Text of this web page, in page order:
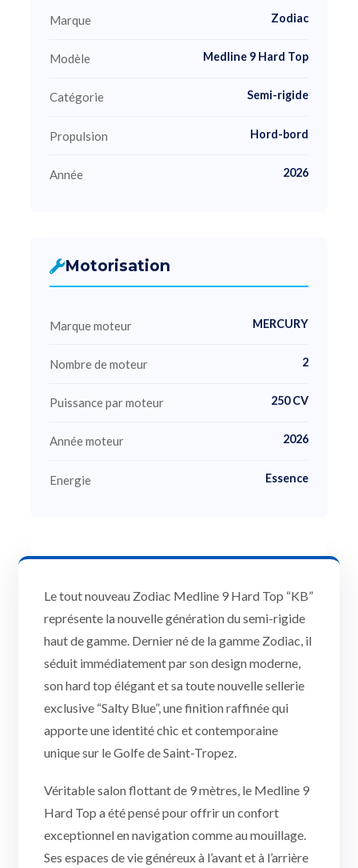
Marque Zodiac
Modèle Medline 9 Hard Top
Catégorie Semi-rigide
Propulsion Hord-bord
Année 2026
Motorisation
Marque moteur MERCURY
Nombre de moteur 2
Puissance par moteur 250 CV
Année moteur 2026
Energie Essence
Le tout nouveau Zodiac Medline 9 Hard Top “KB”
représente la nouvelle génération du semi-rigide
haut de gamme. Dernier né de la gamme Zodiac, il
séduit immédiatement par son design moderne,
son hard top élégant et sa toute nouvelle sellerie
exclusive “Salty Blue”, une finition raffinée qui
apporte une identité chic et contemporaine
unique sur le Golfe de Saint-Tropez.
Véritable salon flottant de 9 mètres, le Medline 9
Hard Top a été pensé pour offrir un confort
exceptionnel en navigation comme au mouillage.
Ses espaces de vie généreux à l’avant et à l’arrière